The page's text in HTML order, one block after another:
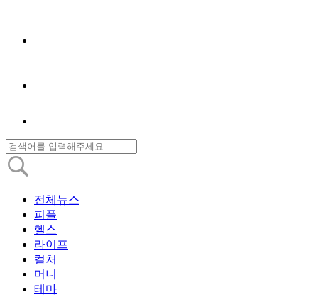
전체뉴스
피플
헬스
라이프
컬처
머니
테마